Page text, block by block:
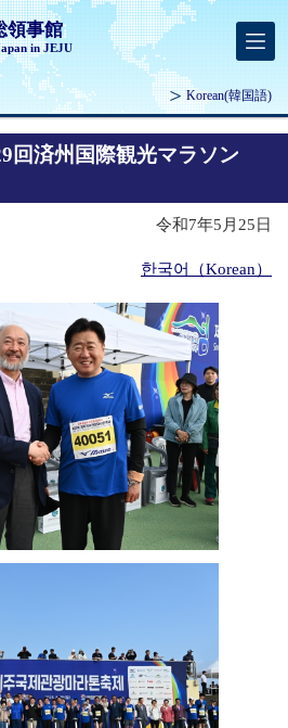
領事館
in JEJU
Korean(韓国語)
回済州国際観光マラソン
令和7年5月25日
한국어（Korean）